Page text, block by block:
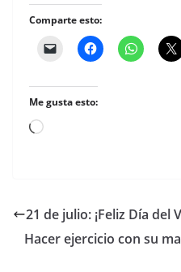
Comparte esto:
Me gusta esto:
Cargando...
21 de julio: ¡Feliz Día del
Hacer ejercicio con su